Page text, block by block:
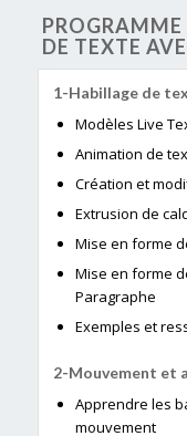
DE TEXTE
Habillage de
Modèles Live
Animation de
Création et
Extrusion de
Mise en forme
Mise en forme
Paragraphe
Exemples et
Mouvement et
Apprendre les
mouvement